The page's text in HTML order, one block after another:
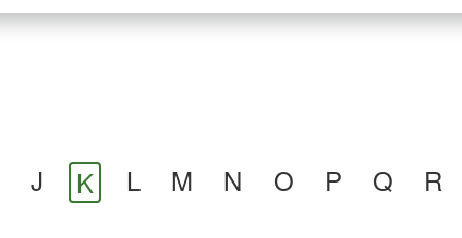
J K L M N O P Q R